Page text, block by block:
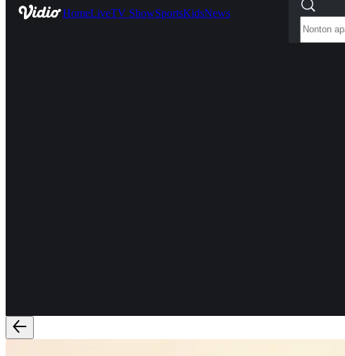
HomeLiveTV ShowSportsKidsNews